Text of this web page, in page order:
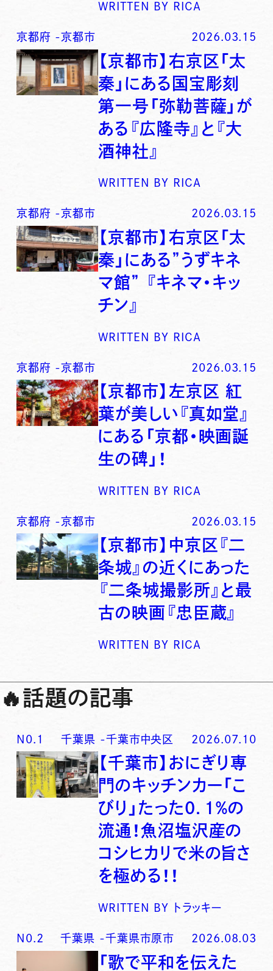
WRITTEN BY RICA
京都府 -京都市 2026.03.15
【京都市】右京区「太
秦」にある国宝彫刻
第一号「弥勒菩薩」が
ある『広隆寺』と『大
酒神社』
WRITTEN BY RICA
京都府 -京都市 2026.03.15
【京都市】右京区「太
秦」にある”うずキネ
マ館” 『キネマ・キッ
チン』
WRITTEN BY RICA
京都府 -京都市 2026.03.15
【京都市】左京区 紅
葉が美しい『真如堂』
にある「京都・映画誕
生の碑」！
WRITTEN BY RICA
京都府 -京都市 2026.03.15
【京都市】中京区『二
条城』の近くにあった
『二条城撮影所』と最
古の映画『忠臣蔵』
WRITTEN BY RICA
🔥話題の記事
N0. 1 千葉県 -千葉市中央区 2026.07.10
【千葉市】おにぎり専
門のキッチンカー「こ
びり」たった0．1％の
流通！魚沼塩沢産の
コシヒカリで米の旨さ
を極める！！
WRITTEN BY トラッキー
N0. 2 千葉県 -千葉県市原市 2026.08.03
「歌で平和を伝えた